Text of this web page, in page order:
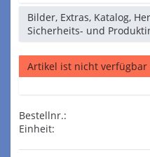
Bilder, Extras, Katalog,
Sicherheits- und
Artikel ist nicht verfügbar
Bestellnr.:
Einheit: